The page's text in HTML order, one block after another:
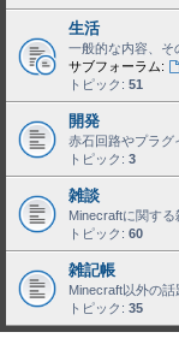
生活
一般的な内容、そ
サブフォーラム:
トピック: 51
開発
赤石回路やプラグ
トピック: 3
雑談
Minecraftに関する
トピック: 60
雑記帳
Minecraft以外の話
トピック: 35